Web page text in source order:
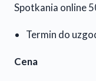
Spotkania online
Termin do
Cena